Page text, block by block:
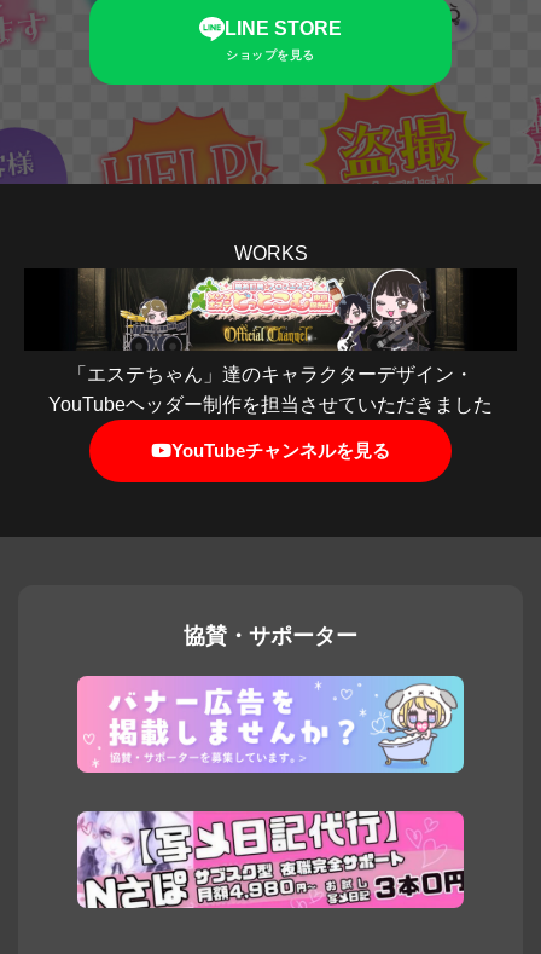
LINE STORE
ショップを見る
WORKS
「エステちゃん」達のキャラクターデザイン・
YouTubeヘッダー制作を担当させていただきました
YouTubeチャンネルを見る
協賛・サポーター